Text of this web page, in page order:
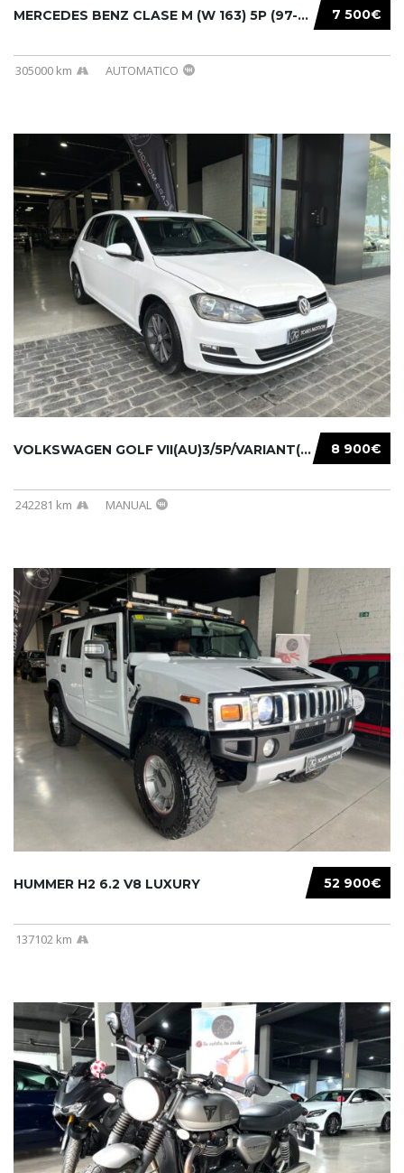
7 500€
MERCEDES BENZ CLASE M (W 163) 5P (97-05) 200...
305000 km AUTOMATICO
8 900€
VOLKSWAGEN GOLF VII(AU)3/5P/VARIANT(12-16 20...
242281 km MANUAL
52 900€
HUMMER H2 6.2 V8 LUXURY
137102 km